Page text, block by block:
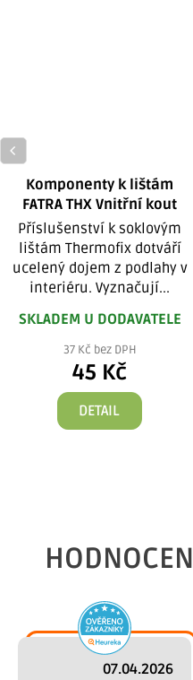
Komponenty k lištám
FATRA THX Vnitřní kout
Příslušenství k soklovým
lištám Thermofix dotváří
ucelený dojem z podlahy v
interiéru. Vyznačují...
SKLADEM U DODAVATELE
37 Kč bez DPH
45 Kč
DETAIL
07.04.2026